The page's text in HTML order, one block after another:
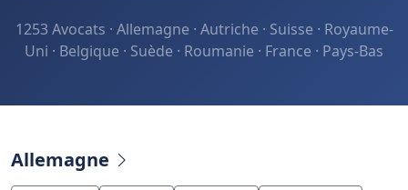
1253 Avocats · Allemagne · Autriche · Suisse · Royaume-
Uni · Belgique · Suède · Roumanie · France · Pays-Bas
Allemagne